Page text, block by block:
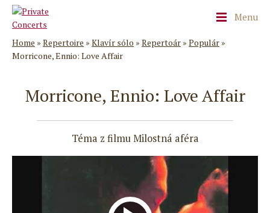
Menu
Home » Repertoire » Klavír sólo » Repertoár » Populár »
Morricone, Ennio: Love Affair
Morricone, Ennio: Love Affair
Téma z filmu Milostná aféra